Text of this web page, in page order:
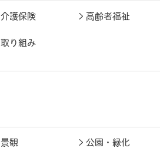
介護保険 高齢者福祉
取り組み
景観 公園・緑化